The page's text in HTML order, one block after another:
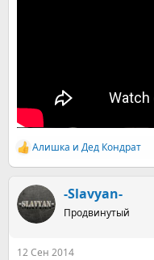
Р
е
к
ц
и
Алишка и Дед Кондрат
-Slavyan-
Продвинутый
12 Сен 2014